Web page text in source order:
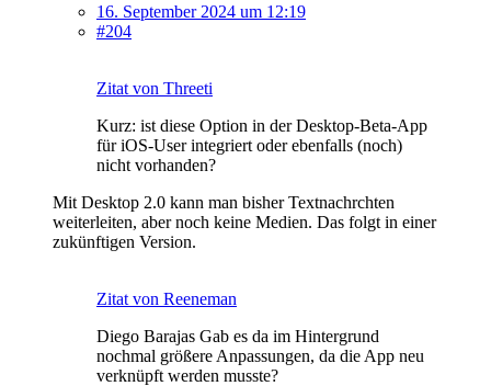
16. September 2024 um 12:19
#204
Zitat von Threeti
Kurz: ist diese Option in der Desktop-Beta-App
für iOS-User integriert oder ebenfalls (noch)
nicht vorhanden?
Mit Desktop 2.0 kann man bisher Textnachrchten
weiterleiten, aber noch keine Medien. Das folgt in einer
zukünftigen Version.
Zitat von Reeneman
Diego Barajas Gab es da im Hintergrund
nochmal größere Anpassungen, da die App neu
verknüpft werden musste?